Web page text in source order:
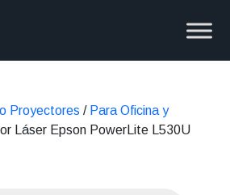
Proyectores / Para Oficina y
Láser Epson PowerLite L530U